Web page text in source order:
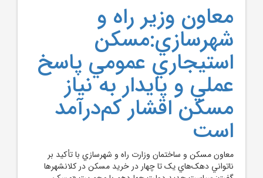
معاون وزير راه و
شهرسازي:مسکن
استيجاري عمومي پاسخ
عملي و پايدار به نياز
مسکن اقشار کم‌درآمد
است
معاون مسکن و ساختمان وزارت راه و شهرسازي با تأکيد بر
ناتواني دهک‌هاي يک تا چهار در خريد مسکن در کلانشهرها